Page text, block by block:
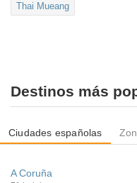
Thai Mueang
Destinos más
Ciudades españolas
A Coruña